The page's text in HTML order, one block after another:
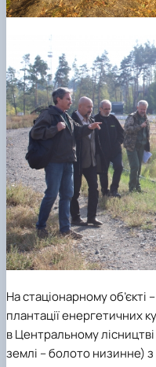
На стаціонарному об’єкті
плантації енергетичних
в Центральному
землі – болото низинне)